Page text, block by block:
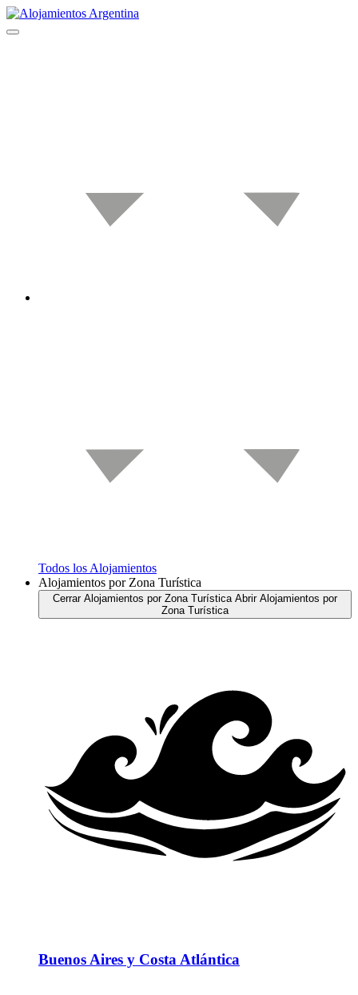
Ir
al
Todos los Alojamientos
Alojamientos por Zona Turística
Cerrar Alojamientos por Zona Turística Abrir Alojamientos por
Zona Turística
Buenos Aires y Costa Atlántica